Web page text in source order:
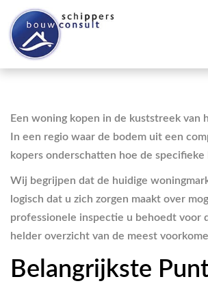
Een woning kopen in de kuststreek
In een regio waar de bodem uit een
kopers onderschatten hoe de
Wij begrijpen dat de huidige
logisch dat u zich zorgen maakt over
professionele inspectie u behoedt voor
helder overzicht van de meest
Belangrijkste